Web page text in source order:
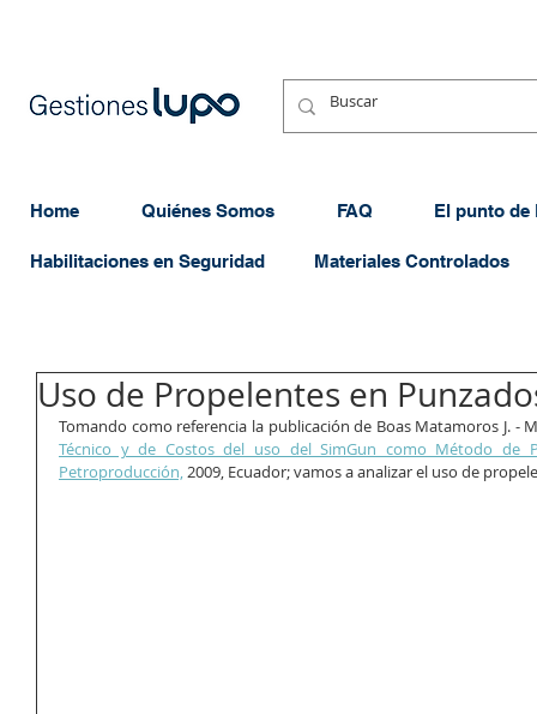
Home Quiénes Somos FAQ El punto de
Habilitaciones en Seguridad Materiales Controlados
Uso de Propelentes en
Tomando como referencia la publicación de Boas Matamoros J. -
Técnico y de Costos del uso del SimGun como Método de
Petroproducción, 2009, Ecuador; vamos a analizar el uso de